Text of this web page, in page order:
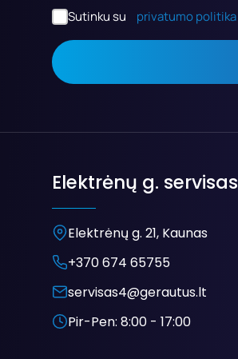
Sutinku su privatumo politika
Elektrėnų g. servisas
Elektrėnų g. 21, Kaunas
+370 674 65755
servisas4@gerautus.lt
Pir-Pen: 8:00 - 17:00